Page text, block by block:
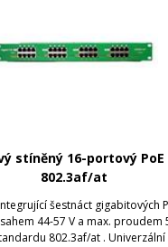
stíněný 16-portový PoE
802.3af/at
šestnáct gigabitových
44-57 V a max. proudem
802.3af/at .